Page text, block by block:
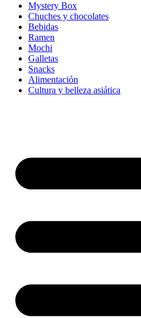
Mystery Box
Chuches y chocolates
Bebidas
Ramen
Mochi
Galletas
Snacks
Alimentación
Cultura y belleza asiática